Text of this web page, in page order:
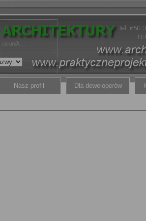
Nasz profil Dla deweloperów